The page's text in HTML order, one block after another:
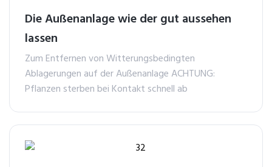
Die Außenanlage wie der gut aussehen
lassen
Zum Entfernen von Witterungsbedingten
Ablagerungen auf der Außenanlage ACHTUNG:
Pflanzen sterben bei Kontakt schnell ab